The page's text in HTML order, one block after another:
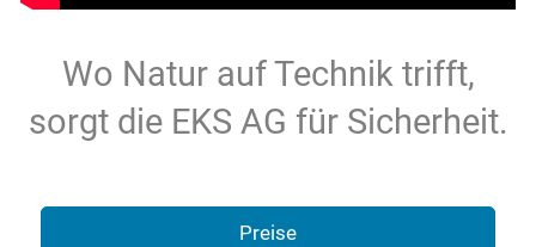
Wo Natur auf Technik trifft,
sorgt die EKS AG für Sicherheit.
Preise